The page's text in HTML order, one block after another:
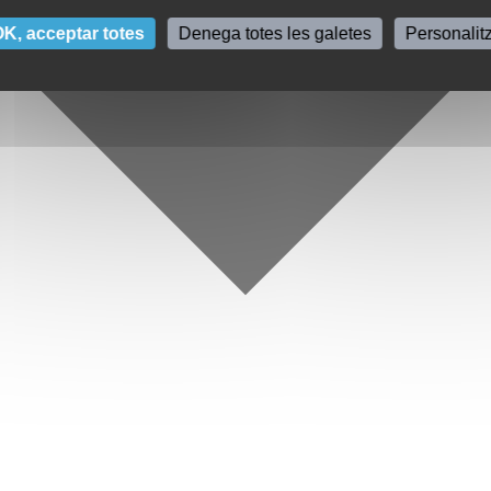
acceptar totes Denega totes les galetes